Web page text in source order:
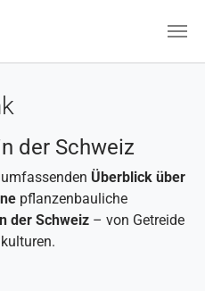
der Schweiz
Überblick über
pflanzenbauliche
der Schweiz – von Getreide